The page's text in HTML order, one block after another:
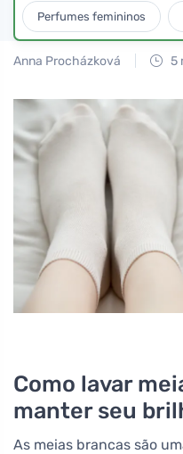
Perfumes femininos
Anna Procházková 5
Como lavar
manter seu
As meias brancas são